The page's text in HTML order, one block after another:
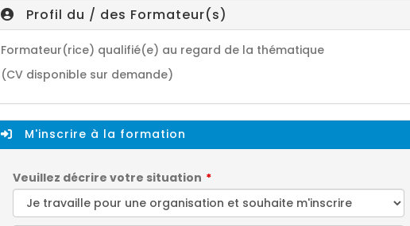
Profil du / des Formateur(s)
Formateur(rice) qualifié(e) au regard de la thématique
(CV disponible sur demande)
M'inscrire à la formation
Veuillez décrire votre situation